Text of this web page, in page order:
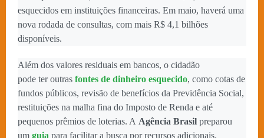
esquecidos em instituições financeiras. Em maio, haverá uma
nova rodada de consultas, com mais R$ 4,1 bilhões
disponíveis.
Além dos valores residuais em bancos, o cidadão
pode ter outras fontes de dinheiro esquecido, como cotas de
fundos públicos, revisão de benefícios da Previdência Social,
restituições na malha fina do Imposto de Renda e até
pequenos prêmios de loterias. A Agência Brasil preparou
um guia para facilitar a busca por recursos adicionais.